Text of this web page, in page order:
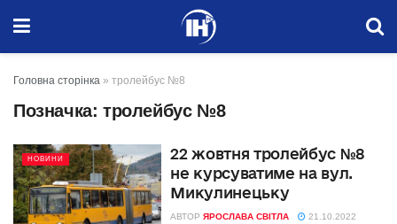
Головна сторінка » тролейбус №8
Позначка: тролейбус №8
НОВИНИ
22 жовтня тролейбус №8
не курсуватиме на вул.
Микулинецьку
АВТОР ЯРОСЛАВА СВІТЛА 21.10.2022